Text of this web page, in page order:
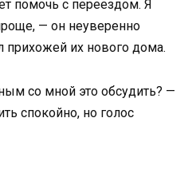
помочь с переездом. Я
— он неуверенно
прихожей их нового дома.
со мной это обсудить? —
спокойно, но голос